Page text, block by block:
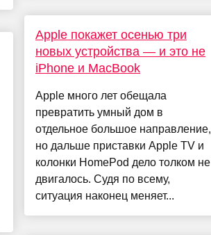
Apple покажет осенью три
новых устройства — и это не
iPhone и MacBook
Apple много лет обещала
превратить умный дом в
отдельное большое направление,
но дальше приставки Apple TV и
колонки HomePod дело толком не
двигалось. Судя по всему,
ситуация наконец меняет...